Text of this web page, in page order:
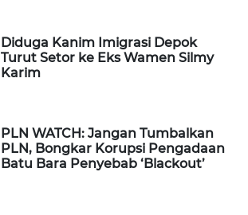
Diduga Kanim Imigrasi Depok
Turut Setor ke Eks Wamen Silmy
Karim
PLN WATCH: Jangan Tumbalkan
PLN, Bongkar Korupsi Pengadaan
Batu Bara Penyebab ‘Blackout’